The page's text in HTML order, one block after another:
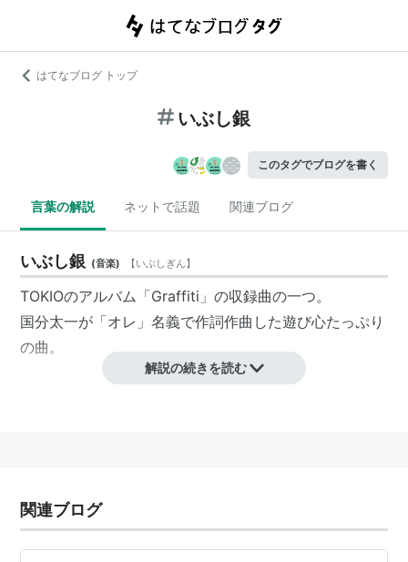
はてなブログ トップ
いぶし銀
このタグでブログを書く
言葉の解説 ネットで話題 関連ブログ
いぶし銀 (音楽) 【いぶしぎん】
TOKIOのアルバム「Graffiti」の収録曲の一つ。
国分太一が「オレ」名義で作詞作曲した遊び心たっぷり
の曲。
華やかさに欠けるが実力はあることの例え。「ベテラ
ン」的な意味合いを持つ。
銀をいぶしたものは、つやが失われ、味わいのある灰色
解説の続きを読む
関連ブログ